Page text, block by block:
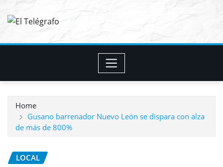
Home
Gusano barrenador Nuevo León se dispara con alza
de más de 800%
LOCAL